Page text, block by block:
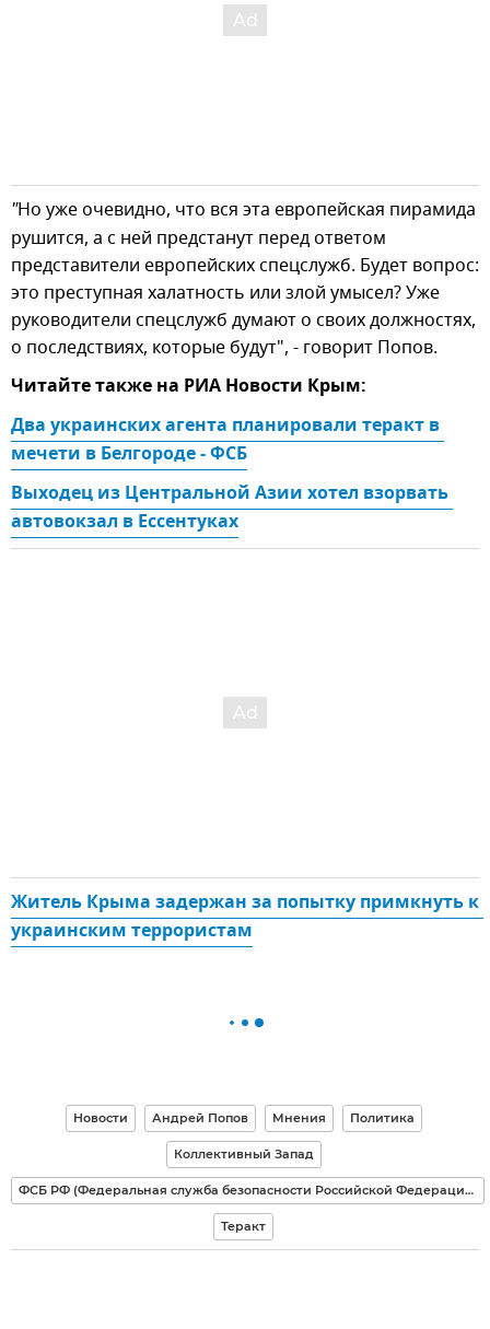
"Но уже очевидно, что вся эта европейская пирамида
рушится, а с ней предстанут перед ответом
представители европейских спецслужб. Будет вопрос:
это преступная халатность или злой умысел? Уже
руководители спецслужб думают о своих должностях,
о последствиях, которые будут", - говорит Попов.
Читайте также на РИА Новости Крым:
Два украинских агента планировали теракт в
мечети в Белгороде - ФСБ
Выходец из Центральной Азии хотел взорвать
автовокзал в Ессентуках
Житель Крыма задержан за попытку примкнуть к
украинским террористам
Новости Андрей Попов Мнения Политика
Коллективный Запад
ФСБ РФ (Федеральная служба безопасности Российской Федерации)
Теракт